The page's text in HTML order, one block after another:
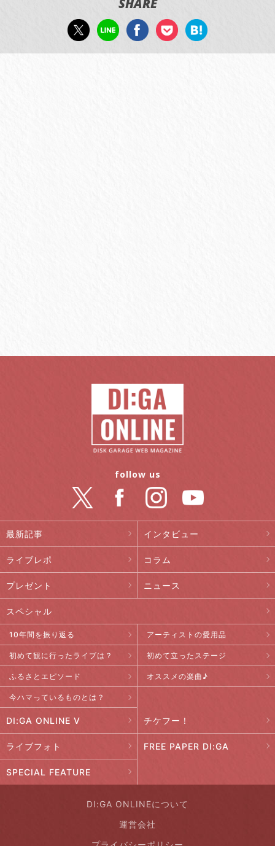
SHARE
最新記事 インタビュー
ライブレポ コラム
プレゼント ニュース
スペシャル
10年間を振り返る アーティストの愛用品
初めて観に行ったライブは？ 初めて立ったステージ
ふるさとエピソード オススメの楽曲♪
今ハマっているものとは？
DI:GA ONLINE V チケフー！
ライブフォト FREE PAPER DI:GA
SPECIAL FEATURE
follow us
DI:GA ONLINEについて
運営会社